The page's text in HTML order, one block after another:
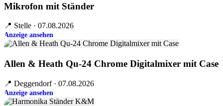
Mikrofon mit Ständer
📍 Stelle · 07.08.2026
Anzeige ansehen
Allen & Heath Qu-24 Chrome Digitalmixer mit Case
📍 Deggendorf · 07.08.2026
Anzeige ansehen